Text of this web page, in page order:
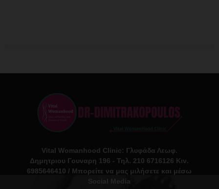
Vital Womanhood Clinic: Γλυφάδα Λεωφ.
Δημητριου Γουναρη 196 - Τηλ. 210 6716126 Κιν.
6985646410 / Μπορείτε να μας μιλήσετε και μέσω
Social Media